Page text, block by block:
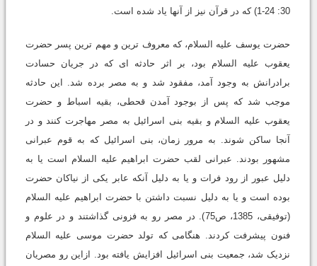
30: 24-1) که در قرآن نیز از آنها یاد شده است.
حضرت یوسف علیه السلام، که معروف ترین و مهم ترین پسر حضرت
یعقوب علیه السلام بود، بر اثر حادثه ای که در جریان حسادت
برادرانش به وجود آمد، مفقود شد و به مصر برده شد. این حادثه
موجب شد که پس از بوجود آمدن قحطی، بقیه اسباط و حضرت
یعقوب علیه السلام و بقیه بنی اسرائیل به مصر مهاجرت کنند و در
آنجا ساکن شوند. به مرور زمان، بنی اسرائیل که به قوم عبرانی
مشهور بودند. عبرانی لقب حضرت ابراهیم علیه السلام است یا به
دلیل عبور از رود فرات و یا به دلیل آنکه عابر یکی از نیاکان حضرت
بوده است و یا به دلیل نسبت داشتن با حضرت ابراهیم علیه السلام
(توفیقی، 1385، ص75). در مصر رو به فزونی گذاشتند و در علوم و
فنون پیشرفت کردند. هنگامی که تولد حضرت موسی علیه السلام
نزدیک شد، جمعیت بنی اسرائیل افزایش یافته بود. ازاین رو مصریان